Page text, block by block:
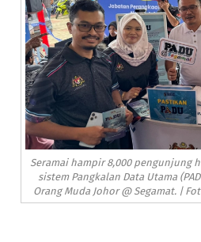
Seramai hampir 8,000 pengunjung
sistem Pangkalan Data Utama
Orang Muda Johor @ Segamat. |